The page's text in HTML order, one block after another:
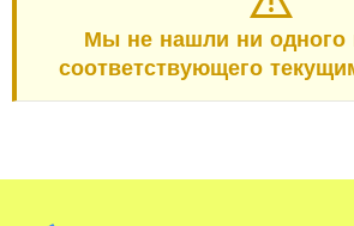
Мы не нашли ни одного
соответствующего